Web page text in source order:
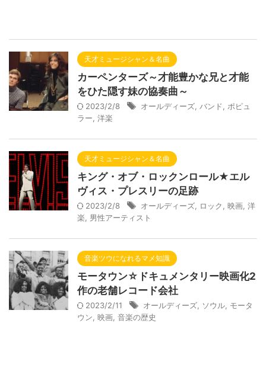
天才ミュージシャン＆名曲
カーペンターズ～才能豊かな兄と才能
をひた隠す妹の協奏曲～
2023/2/8 オールディーズ バンド
ポピュ
ラー 洋楽
天才ミュージシャン＆名曲
キング・オブ・ロックンロール★エル
ヴィス・プレスリーの足跡
2023/2/8 オールディーズ ロック 映画 洋
楽
男性アーティスト
音楽ツウになれるマメ知識
モータウン☆ドキュメンタリー映画化2
作の老舗レコード会社
2023/2/11 オールディーズ ソウル モータ
ウン 映画 音楽の歴史